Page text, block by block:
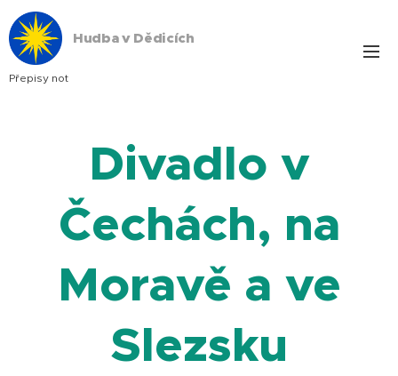
Hudba v Dědicích
Přepisy not
Divadlo v
Čechách, na
Moravě a ve
Slezsku